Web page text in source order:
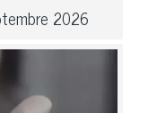
2026